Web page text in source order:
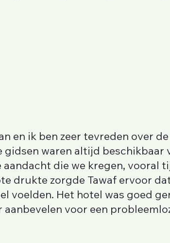
en ik ben zeer tevreden over
waren altijd beschikbaar
die we kregen, vooral
drukte zorgde Tawaf ervoor
voelden. Het hotel was goed
aanbevelen voor een